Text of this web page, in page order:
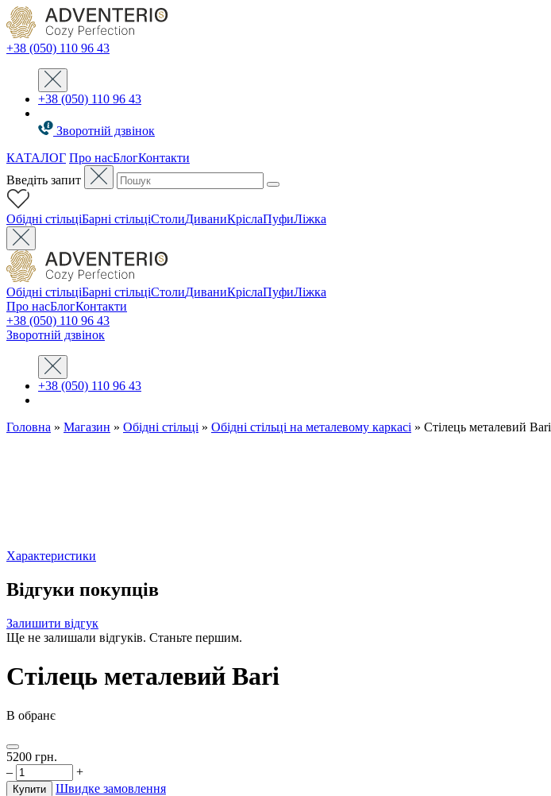
+38 (050) 110 96 43
+38 (050) 110 96 43
Зворотній дзвінок
КАТАЛОГ Про насБлогКонтакти
Введіть запит
Oбідні стільціБарні стільціСтолиДиваниКріслаПуфиЛіжка
Oбідні стільціБарні стільціСтолиДиваниКріслаПуфиЛіжка
Про насБлогКонтакти
+38 (050) 110 96 43
Зворотній дзвінок
+38 (050) 110 96 43
Головна » Магазин » Обідні стільці » Oбідні стільці на металевому каркасі » Стілець металевий Bari
Характеристики
Відгуки покупців
Залишити відгук
Ще не залишали відгуків. Станьте першим.
Стілець металевий Bari
В обранє
5200 грн.
–
+
Купити
Швидке замовлення